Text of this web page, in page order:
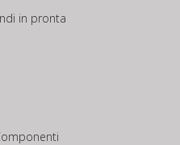
in pronta